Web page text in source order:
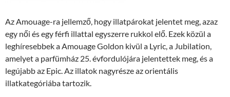
Az Amouage-ra jellemző, hogy illatpárokat jelentet meg, azaz
egy női és egy férfi illattal egyszerre rukkol elő. Ezek közül a
leghíresebbek a Amouage Goldon kivül a Lyric, a Jubilation,
amelyet a parfümház 25. évfordulójára jelentettek meg, és a
legújabb az Epic. Az illatok nagyrésze az orientális
illatkategóriába tartozik.